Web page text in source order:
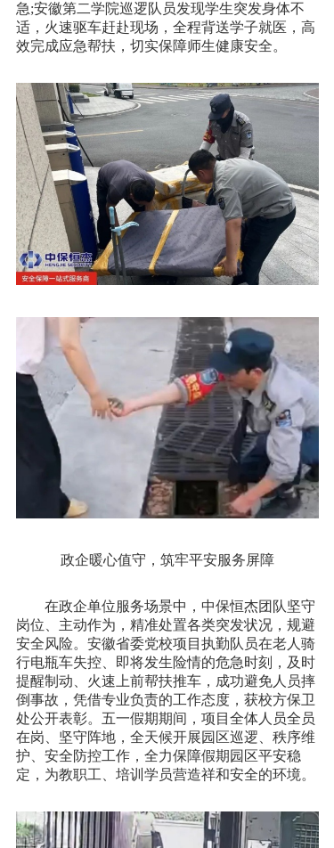
急;安徽第二学院巡逻队员发现学生突发身体不
适，火速驱车赶赴现场，全程背送学子就医，高
效完成应急帮扶，切实保障师生健康安全。
政企暖心值守，筑牢平安服务屏障
在政企单位服务场景中，中保恒杰团队坚守
岗位、主动作为，精准处置各类突发状况，规避
安全风险。安徽省委党校项目执勤队员在老人骑
行电瓶车失控、即将发生险情的危急时刻，及时
提醒制动、火速上前帮扶推车，成功避免人员摔
倒事故，凭借专业负责的工作态度，获校方保卫
处公开表彰。五一假期期间，项目全体人员全员
在岗、坚守阵地，全天候开展园区巡逻、秩序维
护、安全防控工作，全力保障假期园区平安稳
定，为教职工、培训学员营造祥和安全的环境。